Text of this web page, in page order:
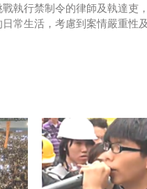
執行禁制令的律師及執達吏
常生活，考慮到案情嚴重性